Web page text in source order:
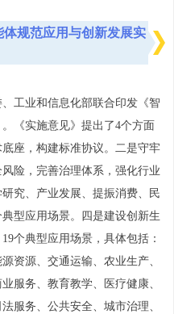
规范应用与创新发展实
工业和信息化部联合印发《智
《实施意见》提出了4个方面
座，构建标准协议。二是守牢
险，完善治理体系，强化行业
究、产业发展、提振消费、民
型应用场景。四是建设创新生
个典型应用场景，具体包括：
资源、交通运输、农业生产、
服务、教育教学、医疗健康、
服务、公共安全、城市治理、